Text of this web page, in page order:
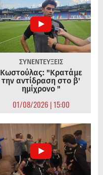
ΣΥΝΕΝΤΕΥΞΕΙΣ
Κωστούλας: "Κρατάμε
την αντίδραση στο β'
ημίχρονο "
01/08/2026 | 15:00